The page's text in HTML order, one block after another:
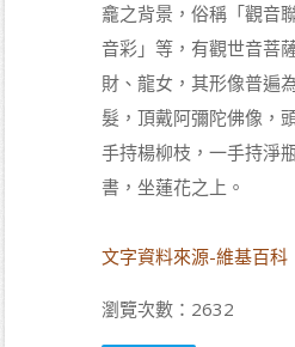
龕之背景，俗稱「觀音
音彩」等，有觀世音菩
財、龍女，其形像普遍
髮，頂戴阿彌陀佛像，
手持楊柳枝，一手持淨
書，坐蓮花之上。
文字資料來源-維基百科
瀏覽次數：2632